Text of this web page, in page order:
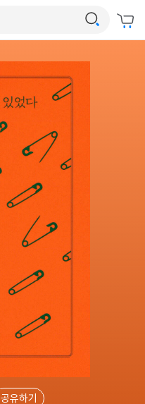
공유하기